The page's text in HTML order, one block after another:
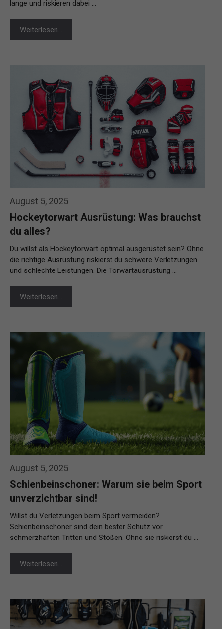
lange und riskieren dabei …
Weiterlesen…
August 5, 2025
Hockeytorwart Ausrüstung: Was brauchst
du alles?
Du willst als Hockeytorwart optimal ausgerüstet sein? Ohne
die richtige Ausrüstung riskierst du schwere Verletzungen
und schlechte Leistungen. Die Torwartausrüstung …
Weiterlesen…
August 5, 2025
Schienbeinschoner: Warum sie beim Sport
unverzichtbar sind!
Willst du Verletzungen beim Sport vermeiden?
Schienbeinschoner sind dein bester Schutz vor
schmerzhaften Tritten und Stößen. Ohne sie riskierst du …
Weiterlesen…